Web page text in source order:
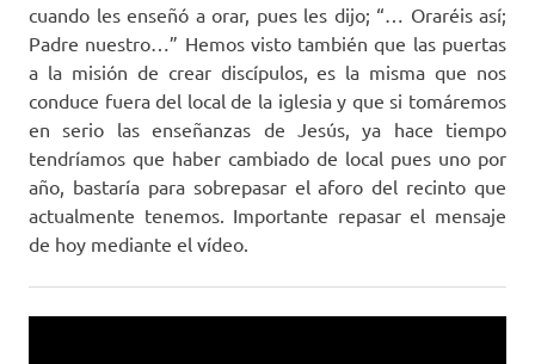
cuando les enseñó a orar, pues les dijo; “… Oraréis así;
Padre nuestro…” Hemos visto también que las puertas
a la misión de crear discípulos, es la misma que nos
conduce fuera del local de la iglesia y que si tomáremos
en serio las enseñanzas de Jesús, ya hace tiempo
tendríamos que haber cambiado de local pues uno por
año, bastaría para sobrepasar el aforo del recinto que
actualmente tenemos. Importante repasar el mensaje
de hoy mediante el vídeo.